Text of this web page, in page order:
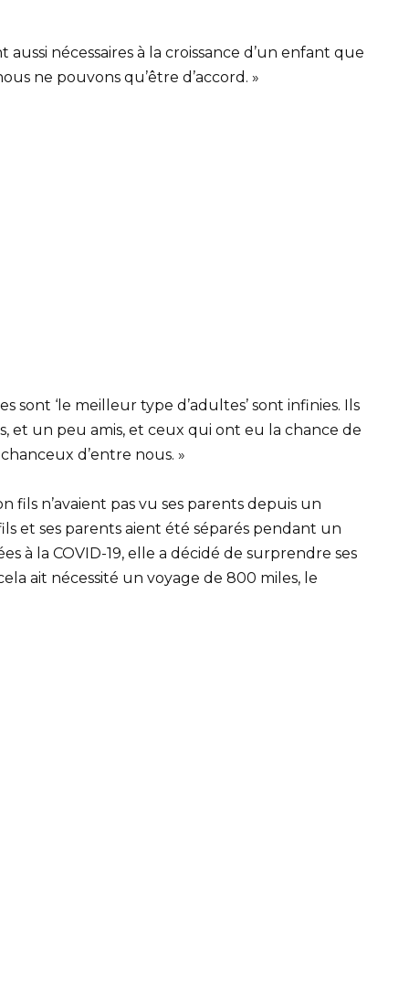
aussi nécessaires à la croissance d’un enfant que
ne pouvons qu’être d’accord. »
sont ‘le meilleur type d’adultes’ sont infinies. Ils
et un peu amis, et ceux qui ont eu la chance de
d’entre nous. »
fils n’avaient pas vu ses parents depuis un
et ses parents aient été séparés pendant un
à la COVID-19, elle a décidé de surprendre ses
ait nécessité un voyage de 800 miles, le